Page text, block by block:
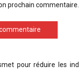
prochain commentaire.
pour réduire les